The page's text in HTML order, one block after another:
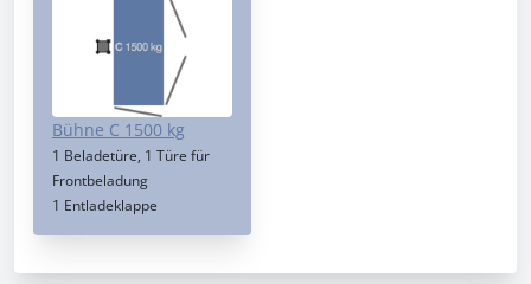
Bühne C 1500 kg
1 Beladetüre, 1 Türe für
Frontbeladung
1 Entladeklappe